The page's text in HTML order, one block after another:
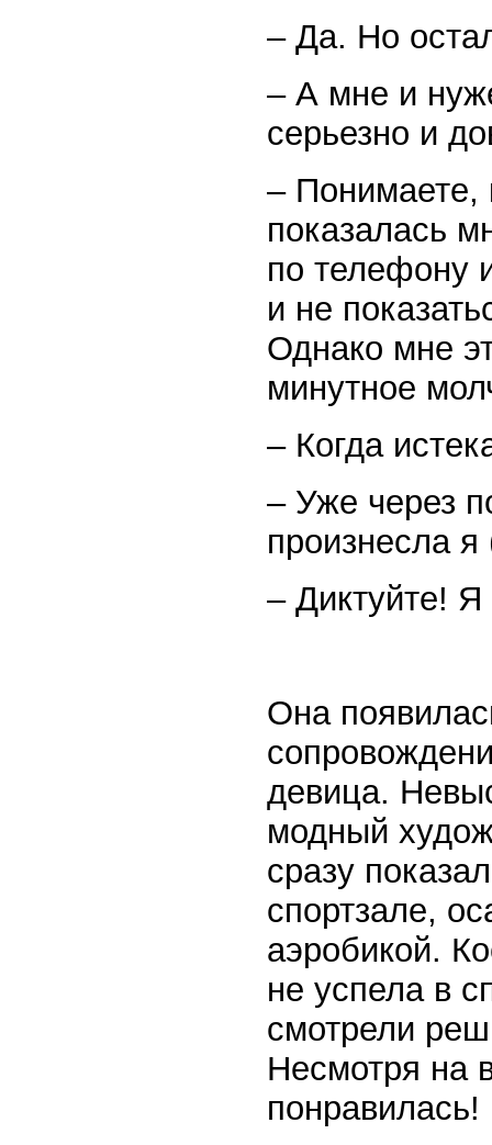
– Да. Но
– А мне и
серьезно и
– Понимаете,
показалась
по телефону
и не
Однако мне
минутное
– Когда
– Уже через
произнесла я
– Диктуйте!
Она
девица.
модный
сразу
спортзале,
аэробикой.
не успела в
смотрели
Несмотря на
понравилась!